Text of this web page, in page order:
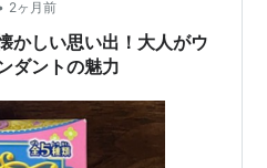
た。もともとは明治のグル
2ヶ月前
かしい思い出！大人がウ
ダントの魅力